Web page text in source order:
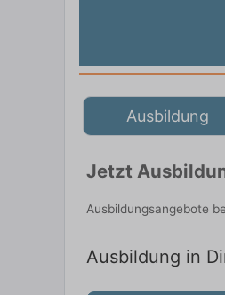
Ausbildung
Jetzt
Ausbildungsangebote
Ausbildung in